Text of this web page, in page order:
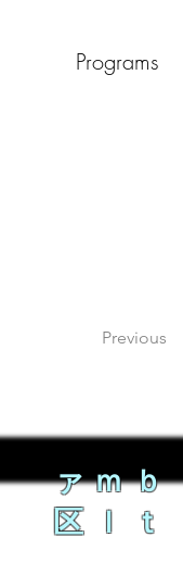
Programs
Previous
ァｍｂ
区ｌｔ